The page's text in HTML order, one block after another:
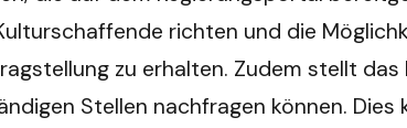
richten und die
zu erhalten. Zudem stellt
Stellen nachfragen können. Dies